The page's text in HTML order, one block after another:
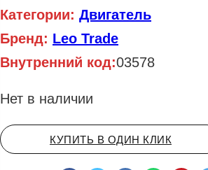
Категории: Двигатель
Бренд: Leo Trade
Внутренний код:03578
Нет в наличии
КУПИТЬ В ОДИН КЛИК